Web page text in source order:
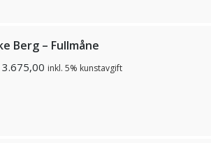
Berg – Fullmåne
3.675,00 inkl. 5% kunstavgift